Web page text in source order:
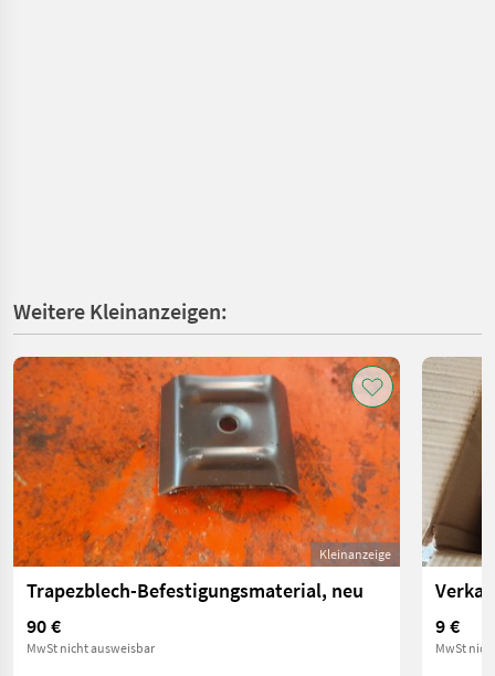
Weitere Kleinanzeigen:
Kleinanzeige
Trapezblech-Befestigungsmaterial, neu
90 €
MwSt nicht ausweisbar
9 €
MwSt